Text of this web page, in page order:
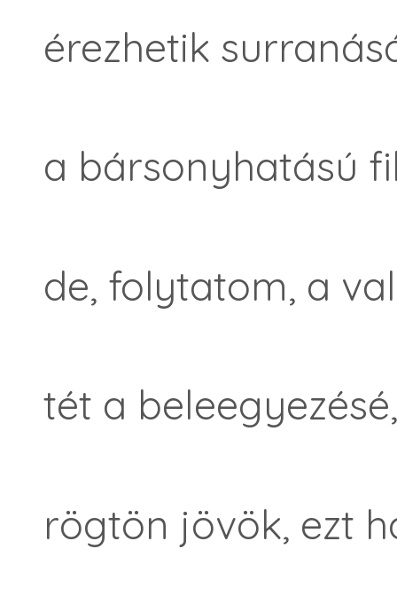
érezhetik
a bársonyhatású
de, folytatom, a
tét a beleegyezésé,
rögtön jövök, ezt